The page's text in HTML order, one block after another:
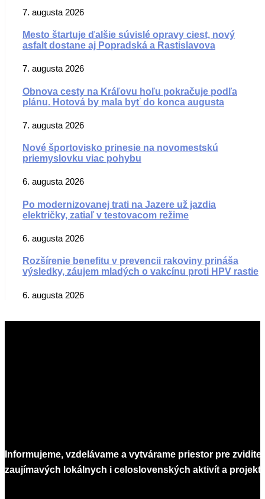
7. augusta 2026
Mesto štartuje ďalšie súvislé opravy ciest, nový
asfalt dostane aj Popradská a Rastislavova
7. augusta 2026
Obnova cesty na Kráľovu hoľu pokračuje podľa
plánu. Hotová by mala byť do konca augusta
7. augusta 2026
Nové športovisko prinesie na novomestskú
priemyslovku viac pohybu
6. augusta 2026
Po modernizovanej trati na Jazere už jazdia
električky, zatiaľ v testovacom režime
6. augusta 2026
Rozšírenie benefitu v prevencii rakoviny prináša
výsledky, záujem mladých o vakcínu proti HPV rastie
6. augusta 2026
Informujeme, vzdelávame a vytvárame priestor pre
zaujímavých lokálnych i celoslovenských aktivít a